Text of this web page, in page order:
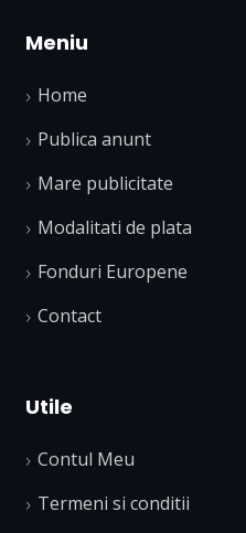
Meniu
Home
Publica anunt
Mare publicitate
Modalitati de plata
Fonduri Europene
Contact
Utile
Contul Meu
Termeni si conditii